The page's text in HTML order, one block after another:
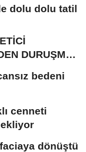
dolu dolu tatil
DURUŞMA
bedeni
cenneti
faciaya dönüştü